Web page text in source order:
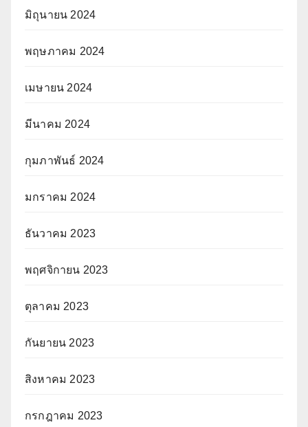
มิถุนายน 2024
พฤษภาคม 2024
เมษายน 2024
มีนาคม 2024
กุมภาพันธ์ 2024
มกราคม 2024
ธันวาคม 2023
พฤศจิกายน 2023
ตุลาคม 2023
กันยายน 2023
สิงหาคม 2023
กรกฎาคม 2023